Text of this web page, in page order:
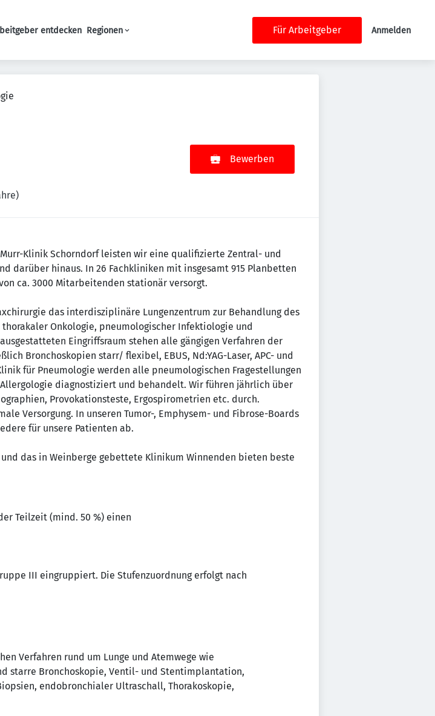
Navigation
entdecken Regionen Für Arbeitgeber Anmelden
Bewerben
Klinik Schorndorf leisten wir eine qualifizierte Zentral- und
darüber hinaus. In 26 Fachkliniken mit insgesamt 915 Planbetten
ca. 3000 Mitarbeitenden stationär versorgt.
das interdisziplinäre Lungenzentrum zur Behandlung des
Onkologie, pneumologischer Infektiologie und
Eingriffsraum stehen alle gängigen Verfahren der
Bronchoskopien starr/ flexibel, EBUS, Nd:YAG-Laser, APC- und
für Pneumologie werden alle pneumologischen Fragestellungen
diagnostiziert und behandelt. Wir führen jährlich über
Provokationsteste, Ergospirometrien etc. durch.
Versorgung. In unseren Tumor-, Emphysem- und Fibrose-Boards
für unsere Patienten ab.
das in Weinberge gebettete Klinikum Winnenden bieten beste
Teilzeit (mind. 50 %) einen
III eingruppiert. Die Stufenzuordnung erfolgt nach
Verfahren rund um Lunge und Atemwege wie
starre Bronchoskopie, Ventil- und Stentimplantation,
endobronchialer Ultraschall, Thorakoskopie,